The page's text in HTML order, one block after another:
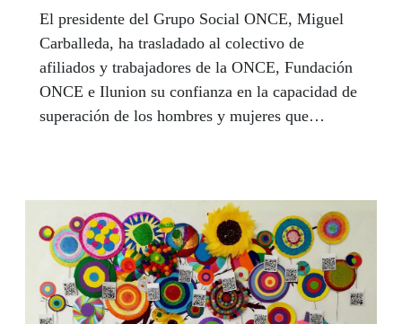
El presidente del Grupo Social ONCE, Miguel
Carballeda, ha trasladado al colectivo de
afiliados y trabajadores de la ONCE, Fundación
ONCE e Ilunion su confianza en la capacidad de
superación de los hombres y mujeres que
"Estad seguros que saldremos adelante y
afrontaremos el futuro más fuertes desplegando
nuestra singular capacidad de ser capaces",
afirma Carballeda en un mensaje dirigido a todos
y que publicamos en este Boletín de Noticias.